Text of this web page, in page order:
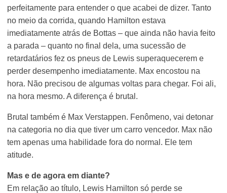
perfeitamente para entender o que acabei de dizer. Tanto
no meio da corrida, quando Hamilton estava
imediatamente atrás de Bottas – que ainda não havia feito
a parada – quanto no final dela, uma sucessão de
retardatários fez os pneus de Lewis superaquecerem e
perder desempenho imediatamente. Max encostou na
hora. Não precisou de algumas voltas para chegar. Foi ali,
na hora mesmo. A diferença é brutal.
Brutal também é Max Verstappen. Fenômeno, vai detonar
na categoria no dia que tiver um carro vencedor. Max não
tem apenas uma habilidade fora do normal. Ele tem
atitude.
Mas e de agora em diante?
Em relação ao título, Lewis Hamilton só perde se